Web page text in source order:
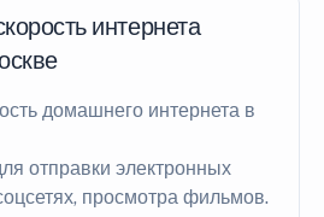
интернета
домашнего интернета в
отправки электронных
просмотра фильмов.